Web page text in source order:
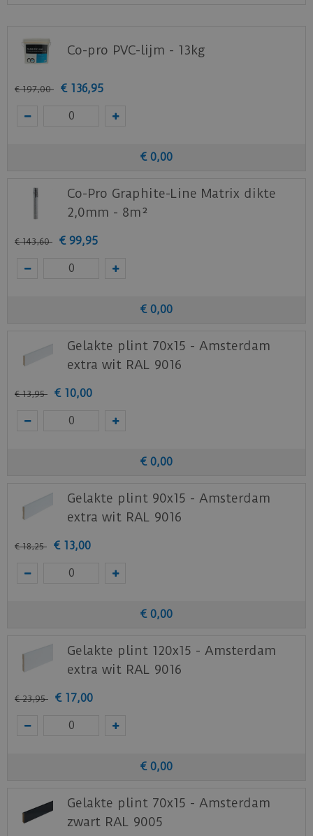
Zorg voor een egale ondervloer, hierdoor zal de
vloer feilloos te plakken zijn.
Bijbehorende lijm voor de PVC plak series van
Ambiant is de Co-pro PVC-lijm 13kg
de acclimatiseer instructie.
Download hierde garantievoorwaarden van de
Ambiant PVC vloeren.
Staal aanvragen
Benieuwd hoe deze nieuwe vloer eruit ziet bij je
Co-pro PVC-lijm - 13kg
€ 197,00 € 136,95
€ 0,00
Co-Pro Graphite-Line Matrix dikte
2,0mm - 8m²
€ 143,60 € 99,95
€ 0,00
Gelakte plint 70x15 - Amsterdam
extra wit RAL 9016
€ 13,95 € 10,00
€ 0,00
Gelakte plint 90x15 - Amsterdam
extra wit RAL 9016
€ 18,25 € 13,00
€ 0,00
Gelakte plint 120x15 - Amsterdam
extra wit RAL 9016
€ 23,95 € 17,00
€ 0,00
Gelakte plint 70x15 - Amsterdam
zwart RAL 9005